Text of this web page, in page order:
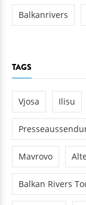
Balkanrivers
TAGS
Vjosa Ilisu
Mavrovo
Balkan Rivers